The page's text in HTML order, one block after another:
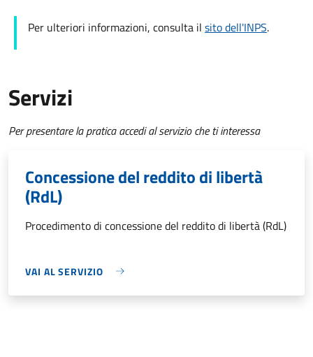
Per ulteriori informazioni, consulta il sito dell'INPS.
Servizi
Per presentare la pratica accedi al servizio che ti interessa
Concessione del reddito di libertà
(RdL)
Procedimento di concessione del reddito di libertà (RdL)
VAI AL SERVIZIO